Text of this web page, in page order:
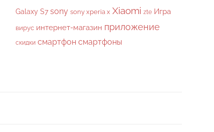
Galaxy S7 sony sony xperia x Xiaomi zte Игра
вирус интернет-магазин приложение
скидки смартфон смартфоны